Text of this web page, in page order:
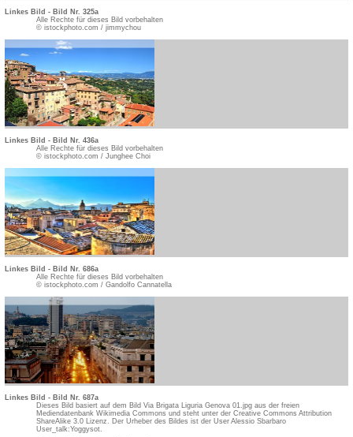
Linkes Bild - Bild Nr. 325a
Alle Rechte für dieses Bild vorbehalten
© istockphoto.com / jimmychou
Linkes Bild - Bild Nr. 436a
Alle Rechte für dieses Bild vorbehalten
© istockphoto.com / Junghee Choi
Linkes Bild - Bild Nr. 686a
Alle Rechte für dieses Bild vorbehalten
© istockphoto.com / Gandolfo Cannatella
Linkes Bild - Bild Nr. 687a
Dieses Bild basiert auf dem Bild Via Brigata Liguria Genova 01.jpg aus der freien
Mediendatenbank Wikimedia Commons und steht unter der Creative Commons Attribution
ShareAlike 3.0 Lizenz. Der Urheber des Bildes ist der User Alessio Sbarbaro
User_talk:Yoggysot.